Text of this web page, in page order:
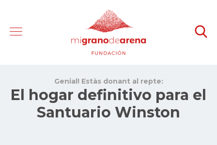
Genial! Estàs donant al repte:
El hogar definitivo para el
Santuario Winston